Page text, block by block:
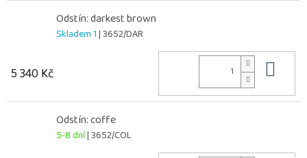
Odstín: darkest brown
Skladem 1| 3652/DAR
5 340 Kč
Odstín: coffe
5-8 dní| 3652/COL